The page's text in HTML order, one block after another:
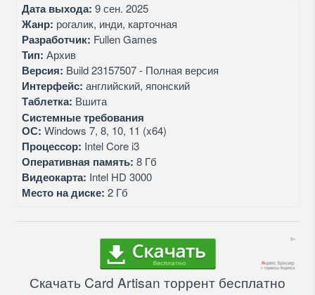
Дата выхода: 9 сен. 2025
Жанр: рогалик, инди, карточная
Разработчик: Fullen Games
Тип: Архив
Версия: Build 23157507 - Полная версия
Интерфейс: английский, японский
Таблетка: Вшита
Системные требования
ОС: Windows 7, 8, 10, 11 (x64)
Процессор: Intel Core i3
Оперативная память: 8 Гб
Видеокарта: Intel HD 3000
Место на диске: 2 Гб
Скачать Card Artisan торрент бесплатно